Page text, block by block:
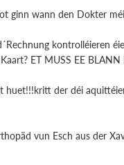
ginn wann den Dokter
kontrolléieren
ET MUSS EE BLANN
huet!!!kritt der déi
vun Esch aus der